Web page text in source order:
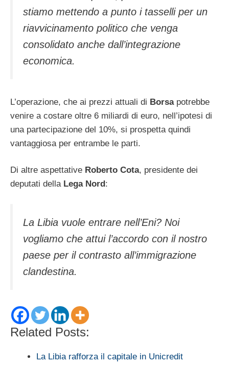
stiamo mettendo a punto i tasselli per un
riavvicinamento politico che venga
consolidato anche dall’integrazione
economica.
L’operazione, che ai prezzi attuali di Borsapotrebbe
venire a costare oltre 6 miliardi di euro, nell’ipotesi di
una partecipazione del 10%, si prospetta quindi
vantaggiosa per entrambe le parti.
Di altre aspettative Roberto Cota, presidente dei
deputati della Lega Nord:
La Libia vuole entrare nell’Eni? Noi
vogliamo che attui l’accordo con il nostro
paese per il contrasto all’immigrazione
clandestina.
Related Posts:
La Libia rafforza il capitale in Unicredit